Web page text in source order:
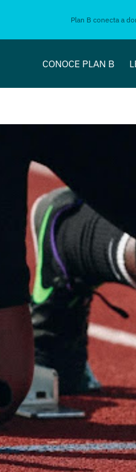
Plan B conecta a
CONOCE PLAN B